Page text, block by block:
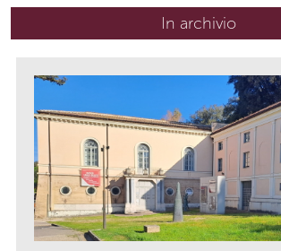
In archivio